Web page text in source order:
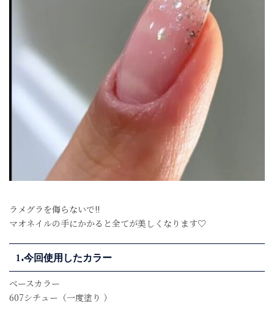
ラメグラを侮らないで!!
マオネイルの手にかかると全てが美しくなります♡
1.今回使用したカラー
ベースカラー
607シチュー（一度塗り ）